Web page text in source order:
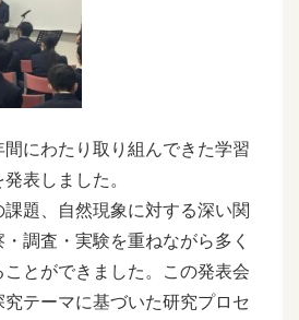
にわたり取り組んできた学習
表しました。
課題、自然現象に対する深い関
調査・実験を重ねながら多く
とができました。この発表会
テーマに基づいた研究プロセ